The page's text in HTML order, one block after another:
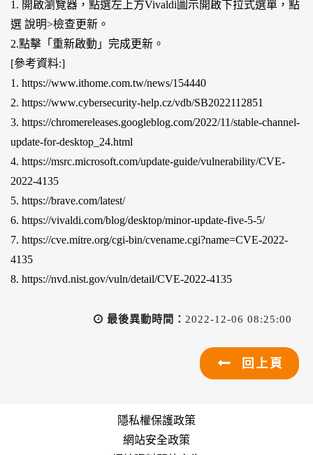
1. 開啟瀏覽器，點選左上方Vivaldi圖示開啟下拉式選單，點
選 說明>檢查更新。
2.點擊「重新啟動」完成更新。
[參考資料:]
1. https://www.ithome.com.tw/news/154440
2. https://www.cybersecurity-help.cz/vdb/SB2022112851
3. https://chromereleases.googleblog.com/2022/11/stable-channel-
update-for-desktop_24.html
4. https://msrc.microsoft.com/update-guide/vulnerability/CVE-
2022-4135
5. https://brave.com/latest/
6. https://vivaldi.com/blog/desktop/minor-update-five-5-5/
7. https://cve.mitre.org/cgi-bin/cvename.cgi?name=CVE-2022-
4135
8. https://nvd.nist.gov/vuln/detail/CVE-2022-4135
最後異動時間： 2022-12-06 08:25:00
回上頁
隱私權保護政策
網站安全政策